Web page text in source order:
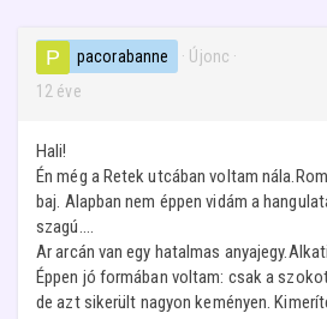
pacorabanne · Újonc ·
12 éve
Hali!
Én még a Retek utcában voltam
baj. Alapban nem éppen vidám a
szagú....
Ar arcán van egy hatalmas
Éppen jó formában voltam: csak a
de azt sikerült nagyon keményen.